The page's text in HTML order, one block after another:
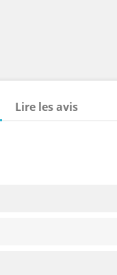
Lire les avis